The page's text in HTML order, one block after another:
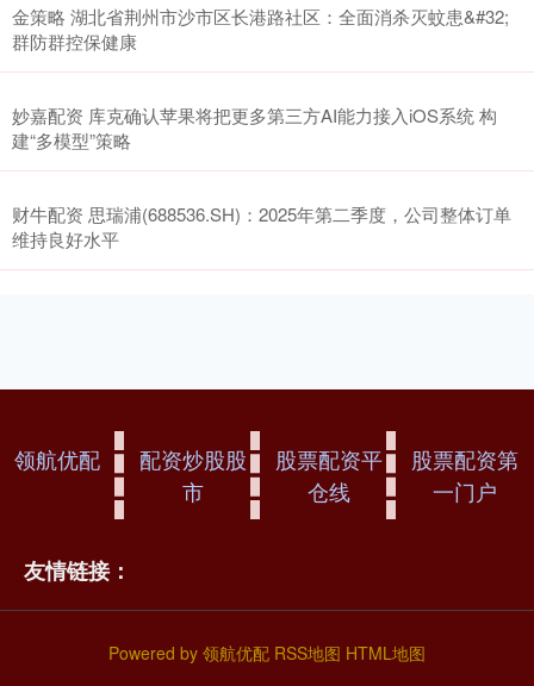
金策略 湖北省荆州市沙市区长港路社区：全面消杀灭蚊患&#32;
群防群控保健康
妙嘉配资 库克确认苹果将把更多第三方AI能力接入iOS系统 构
建“多模型”策略
财牛配资 思瑞浦(688536.SH)：2025年第二季度，公司整体订单
维持良好水平
领航优配
配资炒股股
市
股票配资平
仓线
股票配资第
一门户
友情链接：
Powered by 领航优配 RSS地图 HTML地图